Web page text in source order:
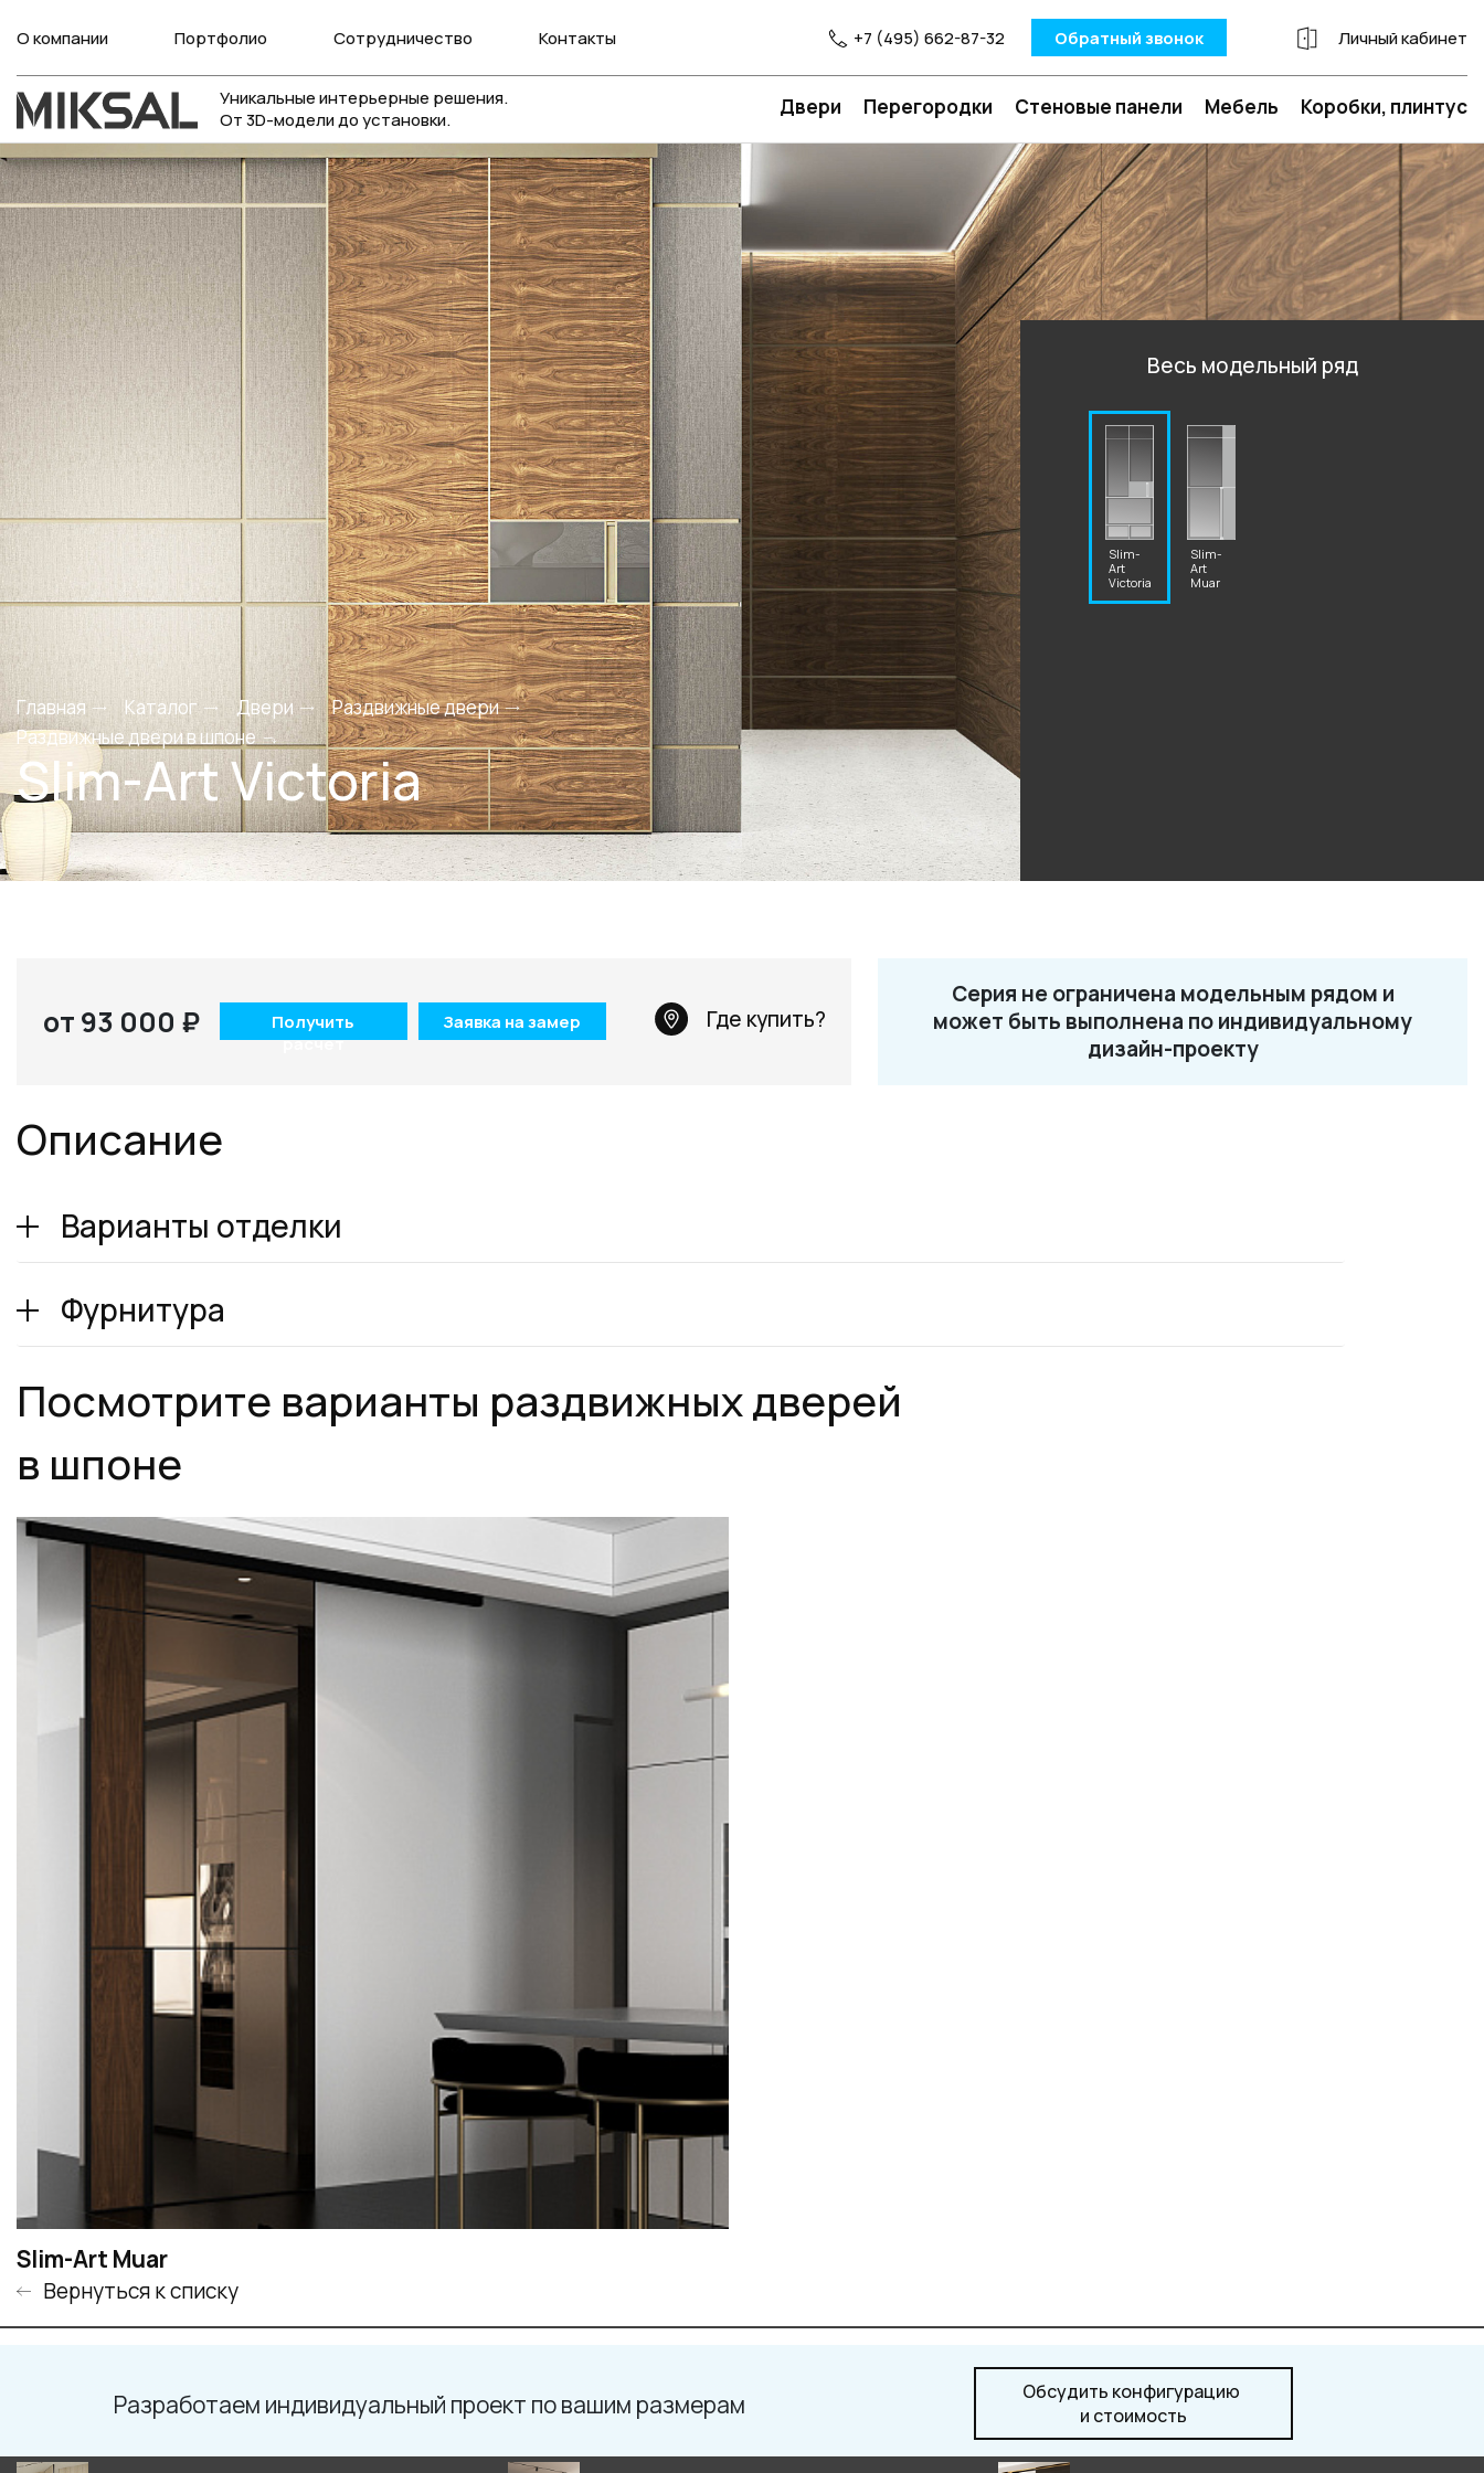
О компании Портфолио Сотрудничество Контакты +7 (495) 662-87-32 Обратный звонок Личный кабинет
Уникальные интерьерные решения.
От 3D-модели до установки.
Двери Перегородки Стеновые панели Мебель Коробки, плинтус
Главная Каталог Двери
Раздвижные двери
Раздвижные двери в шпоне
Slim-Art Victoria
Весь модельный ряд
Slim-
Art
Victoria
Slim-
Art
Muar
от 93 000 ₽
Получить
расчет
Заявка на замер Где купить?
Серия не ограничена модельным рядом и
может быть выполнена по индивидуальному
дизайн-проекту
Описание
Варианты отделки
Фурнитура
Посмотрите варианты раздвижных дверей
в шпоне
Slim-Art Muar
Вернуться к списку
Разработаем индивидуальный проект по вашим размерам
Обсудить конфигурацию
и стоимость
+7 495 662 87 32
salon@miksal.ru
Белорусская
г. Москва, ул. Бутырский Вал, д. 32
Телефон: +7 495 662-87-32